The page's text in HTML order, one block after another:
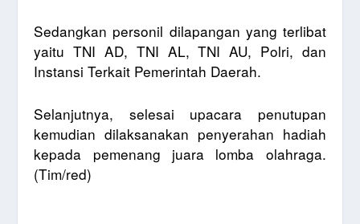
Sedangkan personil dilapangan yang terlibat
yaitu TNI AD, TNI AL, TNI AU, Polri, dan
Instansi Terkait Pemerintah Daerah.
Selanjutnya, selesai upacara penutupan
kemudian dilaksanakan penyerahan hadiah
kepada pemenang juara lomba olahraga.
(Tim/red)